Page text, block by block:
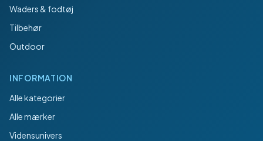
Waders & fodtøj
Tilbehør
Outdoor
INFORMATION
Alle kategorier
Alle mærker
Vidensunivers